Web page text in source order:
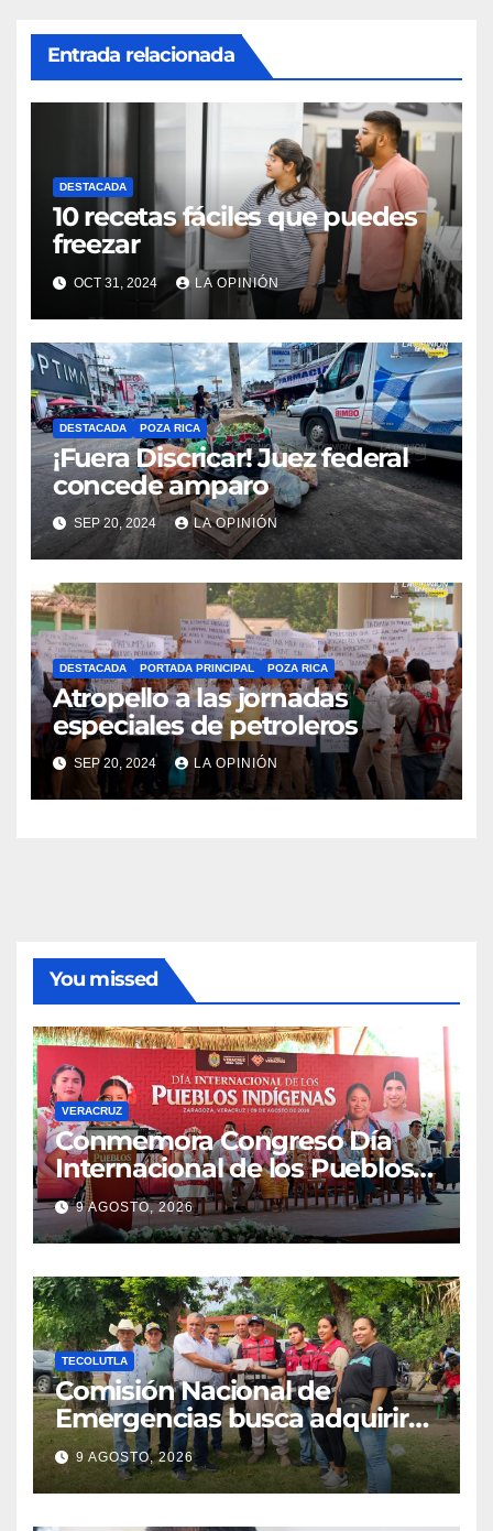
Entrada relacionada
DESTACADA
10 recetas fáciles que puedes
freezar
OCT 31, 2024 LA OPINIÓN
DESTACADA POZA RICA
¡Fuera Discricar! Juez federal
concede amparo
SEP 20, 2024 LA OPINIÓN
DESTACADA PORTADA PRINCIPAL POZA RICA
Atropello a las jornadas
especiales de petroleros
SEP 20, 2024 LA OPINIÓN
You missed
VERACRUZ
Conmemora Congreso Día
Internacional de los Pueblos
Indígenas
9 AGOSTO, 2026
TECOLUTLA
Comisión Nacional de
Emergencias busca adquirir
ambulancia para la
subdelegación de Hueytepec
9 AGOSTO, 2026